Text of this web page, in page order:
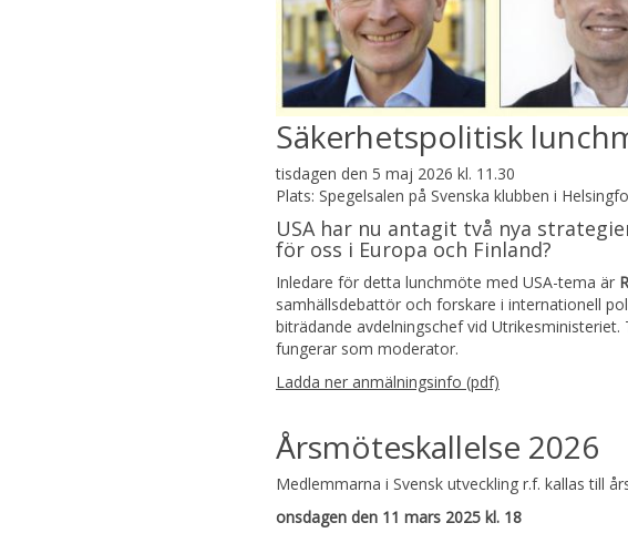
Säkerhetspolitisk
tisdagen den 5 maj 2026 kl. 11.30
Plats: Spegelsalen på Svenska klubben i
USA har nu antagit två nya
för oss i Europa och Finland?
Inledare för detta lunchmöte med USA-tema är
samhällsdebattör och forskare i internationell
biträdande avdelningschef vid
fungerar som moderator.
Ladda ner anmälningsinfo (pdf)
Årsmöteskallelse 2026
Medlemmarna i Svensk utveckling r.f. kallas till
onsdagen den 11 mars 2025 kl. 18